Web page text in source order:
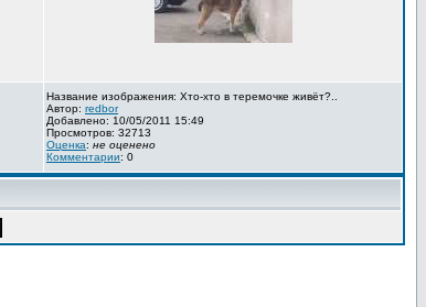
Название изображения: Хто-хто в теремочке живёт?..
Автор: redbor
Добавлено: 10/05/2011 15:49
Просмотров: 32713
Оценка: не оценено
Комментарии: 0